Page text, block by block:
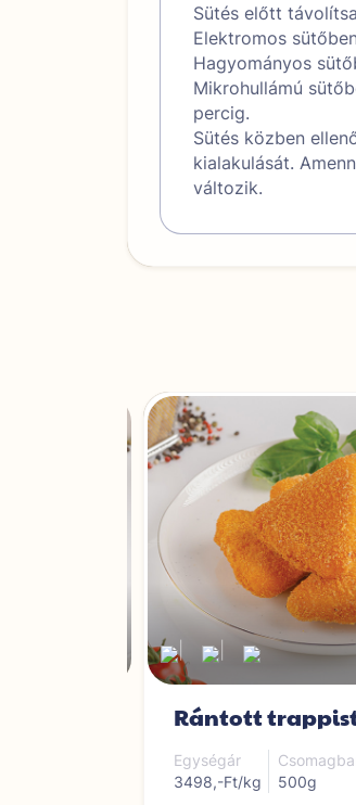
Sütés előtt
Elektromos
Hagyományos
Mikrohullámú
percig.
Sütés közben
kialakulását.
változik.
|
Rántott
Egységár
3498,-Ft/kg
500g